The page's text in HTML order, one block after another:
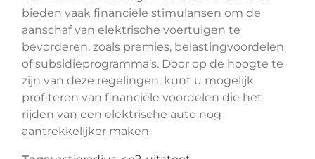
bieden vaak financiële stimulansen om de
aanschaf van elektrische voertuigen te
bevorderen, zoals premies, belastingvoordelen
of subsidieprogramma’s. Door op de hoogte te
zijn van deze regelingen, kunt u mogelijk
profiteren van financiële voordelen die het
rijden van een elektrische auto nog
aantrekkelijker maken.